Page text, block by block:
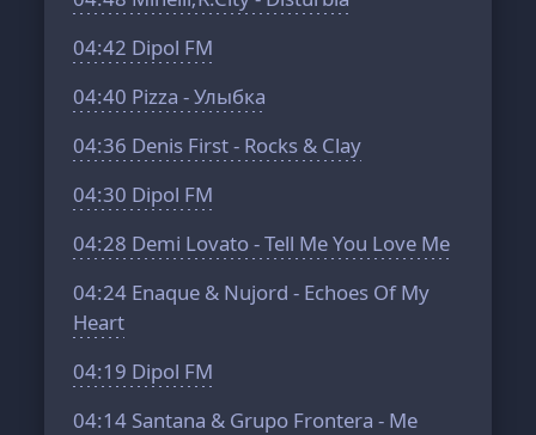
04:42 Dipol FM
04:40 Pizza - Улыбка
04:36 Denis First - Rocks & Clay
04:30 Dipol FM
04:28 Demi Lovato - Tell Me You Love Me
04:24 Enaque & Nujord - Echoes Of My
Heart
04:19 Dipol FM
04:14 Santana & Grupo Frontera - Me